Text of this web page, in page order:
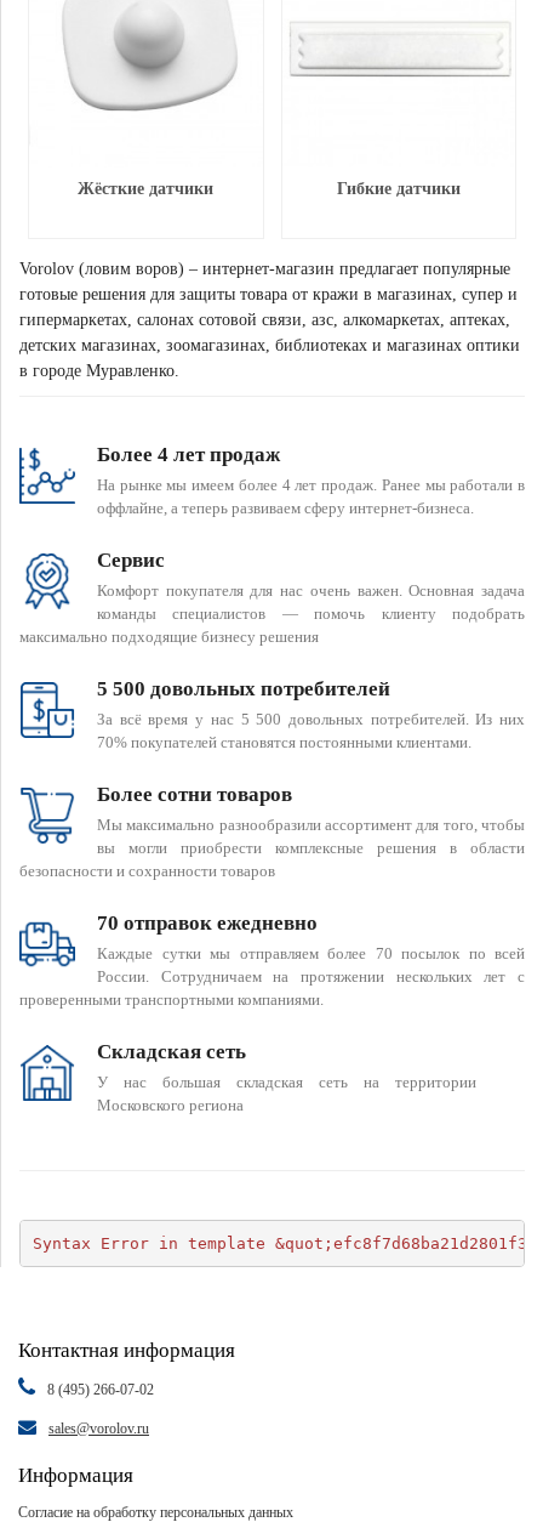
Жёсткие датчики Гибкие датчики
Vorolov (ловим воров) – интернет-магазин предлагает популярные
готовые решения для защиты товара от кражи в магазинах, супер и
гипермаркетах, салонах сотовой связи, азс, алкомаркетах, аптеках,
детских магазинах, зоомагазинах, библиотеках и магазинах оптики
в городе Муравленко.
Более 4 лет продаж
На рынке мы имеем более 4 лет продаж. Ранее мы работали в
оффлайне, а теперь развиваем сферу интернет-бизнеса.
Сервис
Комфорт покупателя для нас очень важен. Основная задача
команды специалистов — помочь клиенту подобрать
максимально подходящие бизнесу решения
5 500 довольных потребителей
За всё время у нас 5 500 довольных потребителей. Из них
70% покупателей становятся постоянными клиентами.
Более сотни товаров
Мы максимально разнообразили ассортимент для того, чтобы
вы могли приобрести комплексные решения в области
безопасности и сохранности товаров
70 отправок ежедневно
Каждые сутки мы отправляем более 70 посылок по всей
России. Сотрудничаем на протяжении нескольких лет с
проверенными транспортными компаниями.
Складская сеть
У нас большая складская сеть на территории
Московского региона
Syntax Error in template
Контактная информация
8 (495) 266-07-02
sales@vorolov.ru
Информация
Согласие на обработку персональных данных